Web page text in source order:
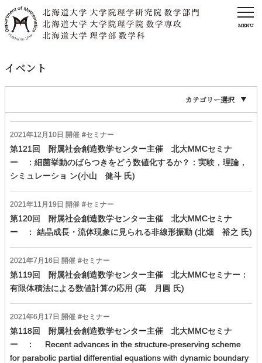
MENU
イベント
カテゴリー選択
2021年12 月 10日 開催 セミナー
第121回 附属社会創造数学センター主催 北大MMCセミナ
ー ：細菌挙動のばらつきをどう数値化するか？：実験，理論，
シミュレーショ ン(小山 健斗 氏)
2021年11 月 19日 開催 セミナー
第120回 附属社会創造数学センター主催 北大MMCセミナ
ー ： 結晶成長・流体現象に見られる非線形振動 (北畑 裕之 氏)
2021年7月 16日 開催 セミナー
第119回 附属社会創造数学センター主催 北大MMCセミナー：
有限体積法による数値計算の応用 (髙 月圓 氏)
2021年6月 17日 開催 セミナー
第118回 附属社会創造数学センター主催 北大MMCセミナ
ー ： Recent advances in the structure-preserving scheme
for parabolic partial differential equations with dynamic boundary